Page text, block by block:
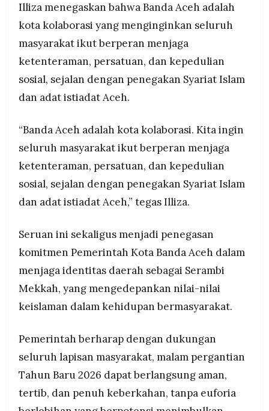
Illiza menegaskan bahwa Banda Aceh adalah
kota kolaborasi yang menginginkan seluruh
masyarakat ikut berperan menjaga
ketenteraman, persatuan, dan kepedulian
sosial, sejalan dengan penegakan Syariat Islam
dan adat istiadat Aceh.
“Banda Aceh adalah kota kolaborasi. Kita ingin
seluruh masyarakat ikut berperan menjaga
ketenteraman, persatuan, dan kepedulian
sosial, sejalan dengan penegakan Syariat Islam
dan adat istiadat Aceh,” tegas Illiza.
Seruan ini sekaligus menjadi penegasan
komitmen Pemerintah Kota Banda Aceh dalam
menjaga identitas daerah sebagai Serambi
Mekkah, yang mengedepankan nilai-nilai
keislaman dalam kehidupan bermasyarakat.
Pemerintah berharap dengan dukungan
seluruh lapisan masyarakat, malam pergantian
Tahun Baru 2026 dapat berlangsung aman,
tertib, dan penuh keberkahan, tanpa euforia